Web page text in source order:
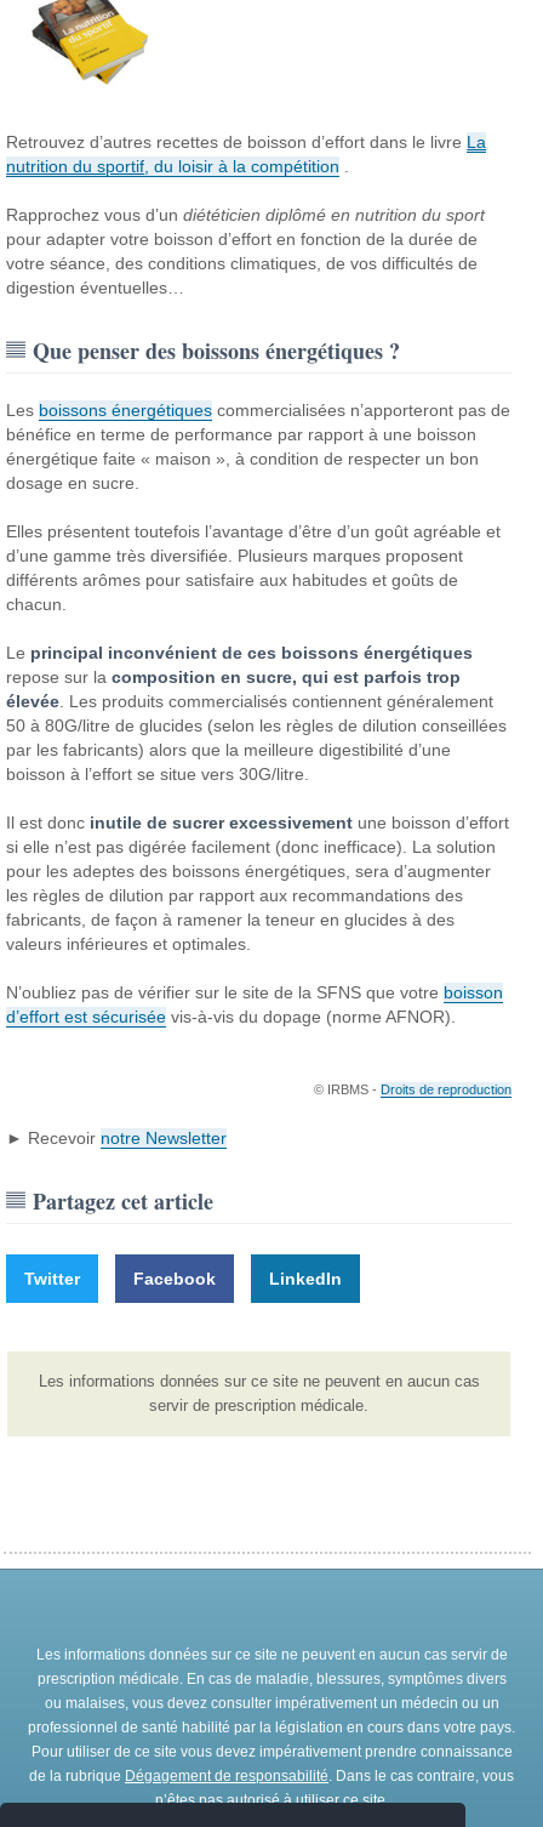
Retrouvez d’autres recettes de boisson d’effort dans le livre La
nutrition du sportif , du loisir à la compétition
Rapprochez vous d’undiététicien diplômé en nutrition du sport
pour adapter votre boisson d’effort en fonction de la durée de
votre séance, des conditions climatiques, de vos difficultés de
digestion éventuelles…
Que penser des boissons énergétiques ?
Les boissons énergétiques commercialisées n’apporteront pas de
bénéfice en terme de performance par rapport à une boisson
énergétique faite « maison », à condition de respecter un bon
dosage en sucre.
Elles présentent toutefois l’avantage d’être d’un goût agréable et
d’une gamme très diversifiée. Plusieurs marques proposent
différents arômes pour satisfaire aux habitudes et goûts de
chacun.
Le principal inconvénient de ces boissons énergétiques
repose sur lacomposition en sucre, qui est parfois trop
élevée . Les produits commercialisés contiennent généralement
50 à 80G/litre de glucides (selon les règles de dilution conseillées
par les fabricants) alors que la meilleure digestibilité d’une
boisson à l’effort se situe vers 30G/litre.
Il est donc inutile de sucrer excessivement une boisson d’effort
si elle n’est pas digérée facilement (donc inefficace). La solution
pour les adeptes des boissons énergétiques, sera d’augmenter
les règles de dilution par rapport aux recommandations des
fabricants, de façon à ramener la teneur en glucides à des
valeurs inférieures et optimales.
N’oubliez pas de vérifier sur le site de la SFNS que votre boisson
d’effort est sécurisée vis-à-vis du dopage (norme AFNOR).
© IRBMS - Droits de reproduction
► Recevoir notre Newsletter
Partagez cet article
Twitter Facebook LinkedIn
Les informations données sur ce site ne peuvent en aucun cas
servir de prescription médicale.
Les informations données sur ce site ne peuvent en aucun cas servir de
prescription médicale. En cas de maladie, blessures, symptômes divers
ou malaises, vous devez consulter impérativement un médecin ou un
professionnel de santé habilité par la législation en cours dans votre pays.
Pour utiliser de ce site vous devez impérativement prendre connaissance
de la rubrique Dégagement de responsabilité . Dans le cas contraire, vous
n’êtes pas autorisé à utiliser ce site.